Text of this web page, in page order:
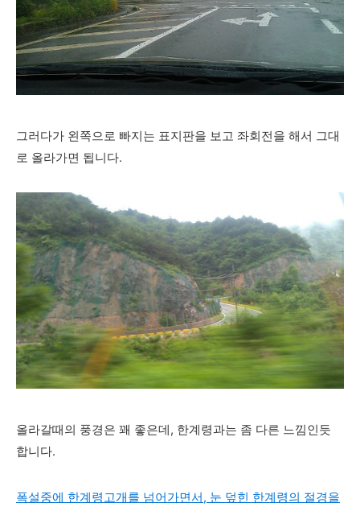
그러다가 왼쪽으로 빠지는 표지판을 보고 좌회전을 해서 그대
로 올라가면 됩니다.
올라갈때의 풍경은 꽤 좋은데, 한계령과는 좀 다른 느낌인듯
합니다.
폭설중에 한계령고개를 넘어가면서, 눈 덮힌 한계령의 절경을